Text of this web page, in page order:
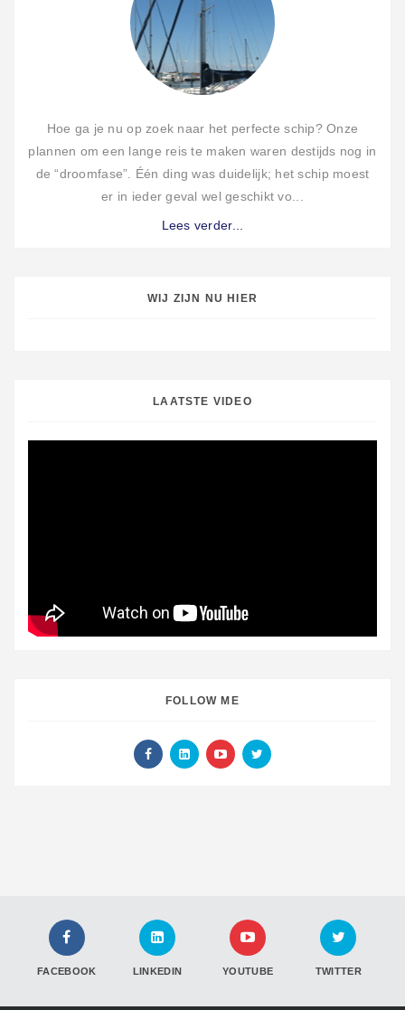
Hoe ga je nu op zoek naar het perfecte schip? Onze
plannen om een lange reis te maken waren destijds nog in
de “droomfase”. Één ding was duidelijk; het schip moest
er in ieder geval wel geschikt vo...
Lees verder...
WIJ ZIJN NU HIER
LAATSTE VIDEO
FOLLOW ME
FACEBOOK LINKEDIN YOUTUBE TWITTER